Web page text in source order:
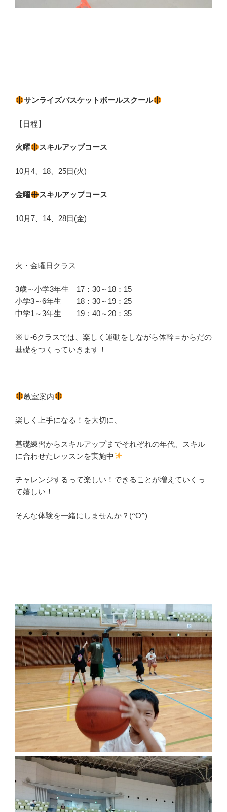
サンライズバスケットボールスクール
【日程】
火曜 スキルアップコース
10月4、18、25日(火)
金曜 スキルアップコース
10月7、14、28日(金)
火・金曜日クラス
3歳～小学3年生 17：30～18：15
小学3～6年生 18：30～19：25
中学1～3年生 19：40～20：35
※Ｕ-6クラスでは、楽しく運動をしながら体幹＝からだの
基礎をつくっていきます！
教室案内
楽しく上手になる！を大切に、
基礎練習からスキルアップまでそれぞれの年代、スキル
に合わせたレッスンを実施中
チャレンジするって楽しい！できることが増えていくっ
て嬉しい！
そんな体験を一緒にしませんか？(^O^)